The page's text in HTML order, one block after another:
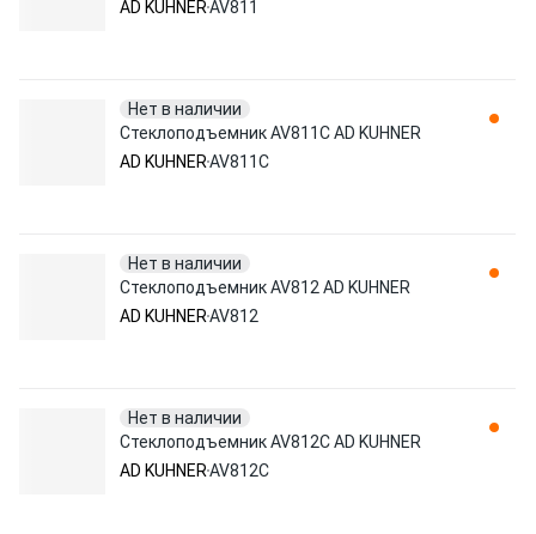
AD KUHNERAV811
Нет в наличии
Стеклоподъемник AV811C AD KUHNER
AD KUHNERAV811C
Нет в наличии
Стеклоподъемник AV812 AD KUHNER
AD KUHNERAV812
Нет в наличии
Стеклоподъемник AV812C AD KUHNER
AD KUHNERAV812C